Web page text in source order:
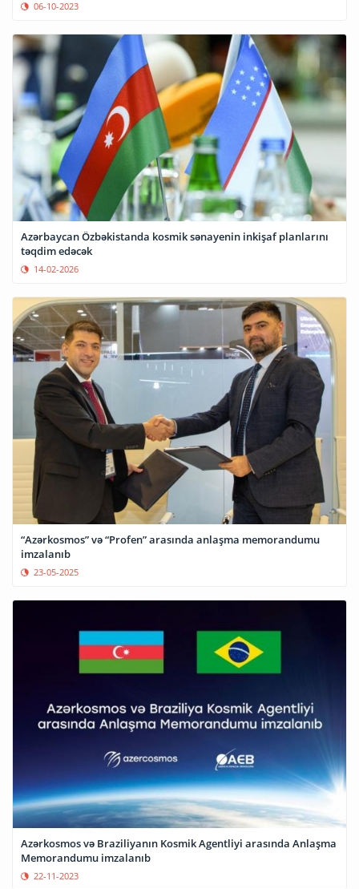
06-10-2023
Azərbaycan Özbəkistanda kosmik sənayenin inkişaf planlarını
təqdim edəcək
14-02-2026
“Azərkosmos” və “Profen” arasında anlaşma memorandumu
imzalanıb
23-05-2025
Azərkosmos və Braziliyanın Kosmik Agentliyi arasında Anlaşma
Memorandumu imzalanıb
22-11-2023